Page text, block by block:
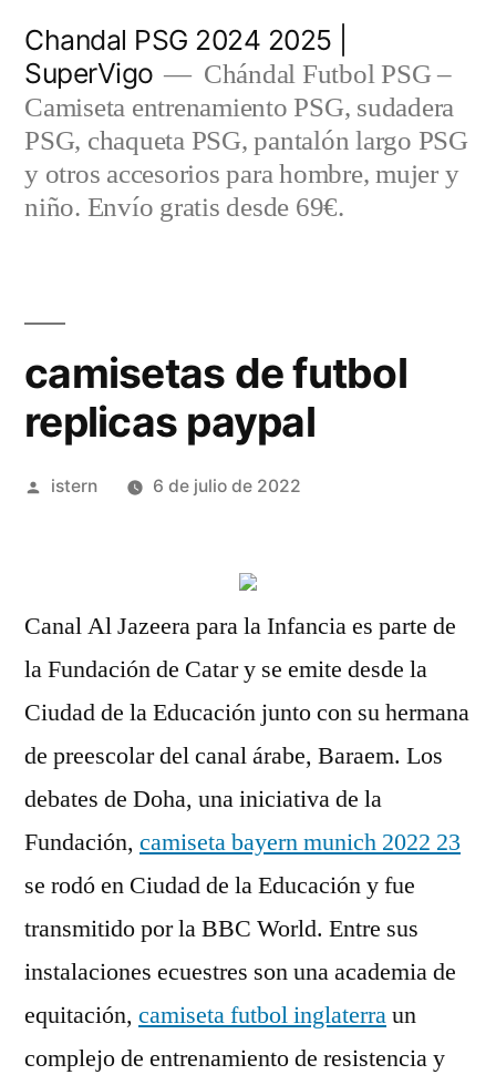
contenido
Chandal PSG 2024 2025 |
SuperVigo
Chándal Futbol PSG –
Camiseta entrenamiento PSG, sudadera
PSG, chaqueta PSG, pantalón largo PSG
y otros accesorios para hombre, mujer y
niño. Envío gratis desde 69€.
camisetas de futbol
replicas paypal
Publicado
istern 6 de julio de 2022
Canal Al Jazeera para la Infancia es parte de
la Fundación de Catar y se emite desde la
Ciudad de la Educación junto con su hermana
de preescolar del canal árabe, Baraem. Los
debates de Doha, una iniciativa de la
Fundación, camiseta bayern munich 2022 23
se rodó en Ciudad de la Educación y fue
transmitido por la BBC World. Entre sus
instalaciones ecuestres son una academia de
equitación, camiseta futbol inglaterraun
complejo de entrenamiento de resistencia y